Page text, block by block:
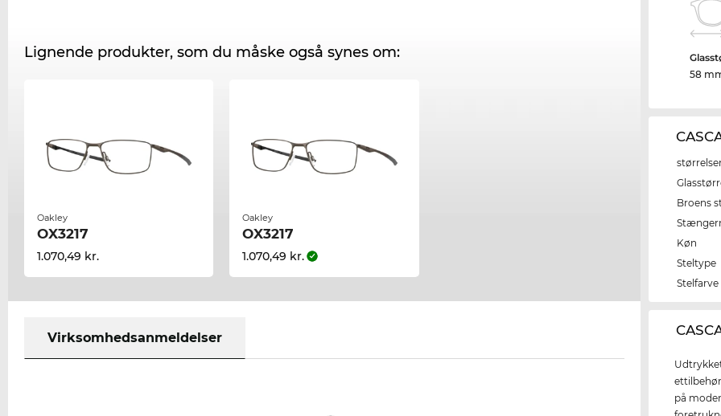
Lignende produkter, som du måske også synes om:
Oakley
OX3217
1.070,49 kr.
Oakley
OX3217
1.070,49 kr.
Virksomhedsanmeldelser
58
Broens
Køn
Steltype
Stelfarve
på